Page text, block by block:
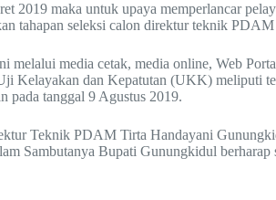
maka untuk upaya memperlancar
tahapan seleksi calon direktur teknik
media cetak, media online, Web
Kelayakan dan Kepatutan (UKK) meliputi
pada tanggal 9 Agustus 2019.
Teknik PDAM Tirta Handayani
Sambutanya Bupati Gunungkidul